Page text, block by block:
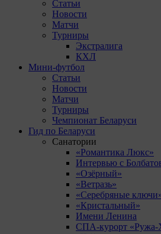
Статьи
Новости
Матчи
Турниры
Экстралига
КХЛ
Мини-футбол
Статьи
Новости
Матчи
Турниры
Чемпионат Беларуси
Гид по Беларуси
Санатории
«Романтика Люкс»
Интервью с
«Озёрный»
«Ветразь»
«Серебряные
«Кристальный»
Имени Ленина
СПА-курорт «Ружа-